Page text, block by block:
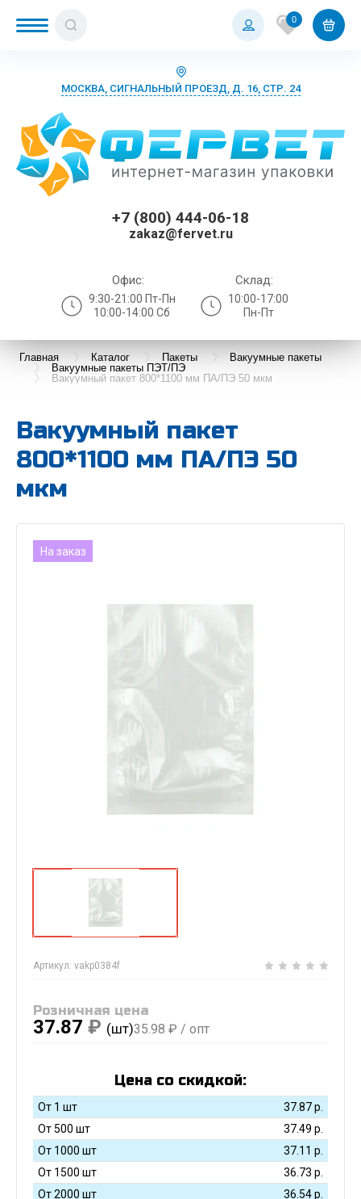
0
МОСКВА, СИГНАЛЬНЫЙ ПРОЕЗД, Д. 16, СТР. 24
+7 (800) 444-06-18
zakaz@fervet.ru
Офис:
9:30-21:00 Пт-Пн
10:00-14:00 Сб
Склад:
10:00-17:00
Пн-Пт
Главная Каталог Пакеты
Вакуумные пакеты
Вакуумные пакеты ПЭТ/ПЭ
Вакуумный пакет 800*1100 мм ПА/ПЭ 50 мкм
Вакуумный пакет
800*1100 мм ПА/ПЭ 50
мкм
На заказ
Артикул: vakp0384f
Розничная цена
37.87 ₽ (шт)35.98 ₽ / опт
Цена со скидкой:
От 1 шт 37.87р.
От 500 шт
37.49 р.
От 1000 шт
37.11 р.
От 1500 шт
36.73 р.
От 2000 шт
36.54р.